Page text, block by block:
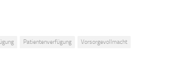
Patientenverfügung Vorsorgevollmacht